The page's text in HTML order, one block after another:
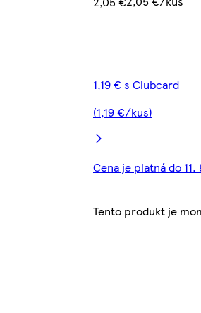
1,19 € s Clubcard
(1,19 €/kus)
Cena je platná do 11.
Tento produkt je